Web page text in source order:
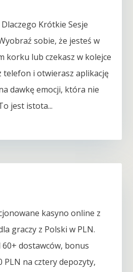
Krótkie Sesje
sobie, że jesteś w
korku lub czekasz w kolejce
telefon i otwierasz aplikację
dawkę emocji, która nie
jest istota...
kasyno online z
graczy z Polski w PLN.
dostawców, bonus
PLN na cztery depozyty,